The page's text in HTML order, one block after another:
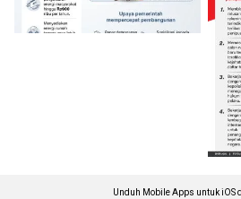
Unduh Mobile Apps untuk iOS